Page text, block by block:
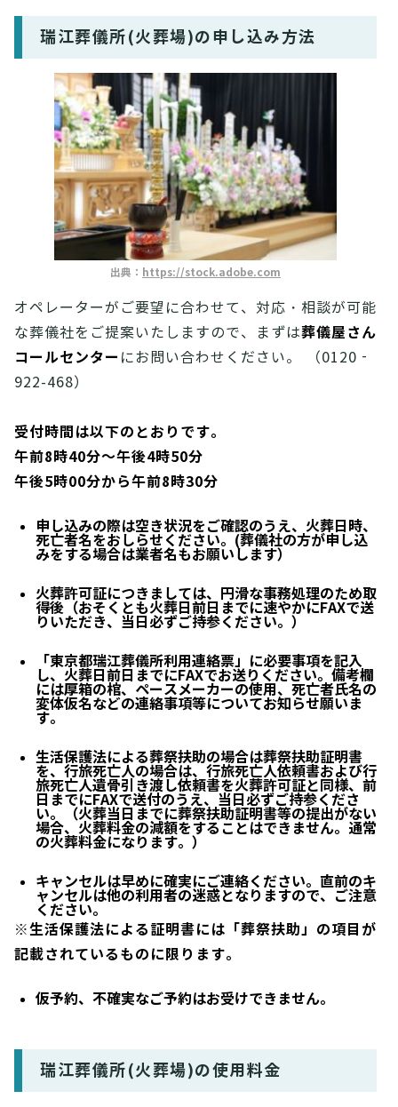
瑞江葬儀所(火葬場)の申し込み方法
出典： https://stock.adobe.com
オペレーターがご要望に合わせて、対応・相談が可能
な葬儀社をご提案いたしますので、まずは葬儀屋さん
コールセンター にお問い合わせください。 （0120‐
922-468）
受付時間は以下のとおりです。
午前8時40分～午後4時50分
午後5時00分から午前8時30分
申し込みの際は空き状況をご確認のうえ、火葬日時、
死亡者名をおしらせください。(葬儀社の方が申し込
みをする場合は業者名もお願いします）
火葬許可証につきましては、円滑な事務処理のため取
得後（おそくとも火葬日前日までに速やかにFAXで送
りいただき、当日必ずご持参ください。）
「東京都瑞江葬儀所利用連絡票」に必要事項を記入
し、火葬日前日までにFAXでお送りください。備考欄
には厚箱の棺、ペースメーカーの使用、死亡者氏名の
変体仮名などの連絡事項等についてお知らせ願いま
す。
生活保護法による葬祭扶助の場合は葬祭扶助証明書
を、行旅死亡人の場合は、行旅死亡人依頼書および行
旅死亡人遺骨引き渡し依頼書を火葬許可証と同様、 前
日までにFAXで送付のうえ、当日必ずご持参くださ
い。 （火葬当日までに葬祭扶助証明書等の提出がない
場合、火葬料金の減額をすることはできません。通常
の火葬料金になります。）
キャンセルは早めに確実にご連絡ください。直前のキ
ャンセルは他の利用者の迷惑となりますので、ご注意
ください。
※生活保護法による証明書には「葬祭扶助」の項目が
記載されているものに限ります。
仮予約、不確実なご予約はお受けできません。
瑞江葬儀所(火葬場)の使用料金